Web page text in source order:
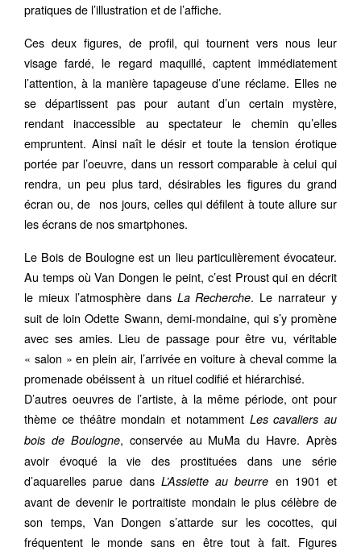
pratiques de l’illustration et de l’affiche.
Ces deux figures, de profil, qui tournent vers nous leur
visage fardé, le regard maquillé, captent immédiatement
l’attention, à la manière tapageuse d’une réclame. Elles ne
se départissent pas pour autant d’un certain mystère,
rendant inaccessible au spectateur le chemin qu’elles
empruntent. Ainsi naît le désir et toute la tension érotique
portée par l’oeuvre, dans un ressort comparable à celui qui
rendra, un peu plus tard, désirables les figures du grand
écran ou, de nos jours, celles qui défilent à toute allure sur
les écrans de nos smartphones.
Le Bois de Boulogne est un lieu particulièrement évocateur.
Au temps où Van Dongen le peint, c’est Proust qui en décrit
le mieux l’atmosphère dans La Recherche. Le narrateur y
suit de loin Odette Swann, demi-mondaine, qui s’y promène
avec ses amies. Lieu de passage pour être vu, véritable
« salon » en plein air, l’arrivée en voiture à cheval comme la
promenade obéissent à un rituel codifié et hiérarchisé.
D’autres oeuvres de l’artiste, à la même période, ont pour
thème ce théâtre mondain et notamment Les cavaliers au
bois de Boulogne, conservée au MuMa du Havre. Après
avoir évoqué la vie des prostituées dans une série
d’aquarelles parue dans L’Assiette au beurre en 1901 et
avant de devenir le portraitiste mondain le plus célèbre de
son temps, Van Dongen s’attarde sur les cocottes, qui
fréquentent le monde sans en être tout à fait. Figures